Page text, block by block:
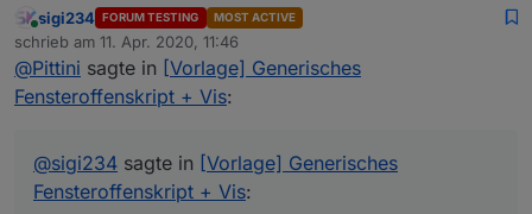
Danke, cool wären noch Optionen für:
Font-color + Font-Family + Font-size
Hab ich gestern Nacht gar nicht dran gedacht, Font-
Color und Font-Family hatte ich extra nicht gesetzt damit
Online
sigi234 FORUM TESTING MOST ACTIVE
schrieb am 11. Apr. 2020, 11:46
zuletzt editiert von
@Pittini sagte in [Vorlage] Generisches
Fensteroffenskript + Vis:
@sigi234 sagte in [Vorlage] Generisches
Fensteroffenskript + Vis: